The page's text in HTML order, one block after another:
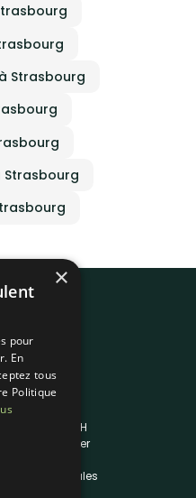
Strasbourg
Strasbourg
Liens utiles
Traiteur en 48H
Nous contacter
Mentions légales
×
pour
En
tous
Politique